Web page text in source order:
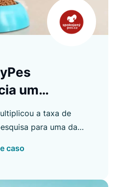
um
de 96%
conversão
a taxa de
para uma das
para pets na
caso